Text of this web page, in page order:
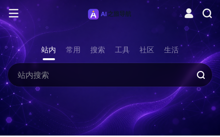
站内 常用 搜索 工具 社区 生活